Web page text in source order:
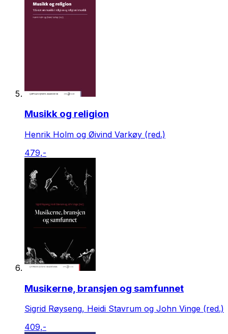
Musikk og religion
Henrik Holm og Øivind Varkøy (red.)
479,-
Musikerne, bransjen og samfunnet
Sigrid Røyseng, Heidi Stavrum og John Vinge (red.)
409,-